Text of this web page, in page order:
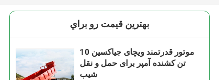
بهترين قيمت رو براي
موتور قدرتمند ویچای جیاکسین 10
تن کشنده آمپر برای حمل و نقل
شیب